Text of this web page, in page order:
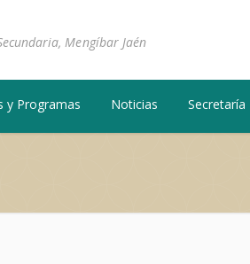
Mengíbar Jaén
y Programas Noticias Secretaría